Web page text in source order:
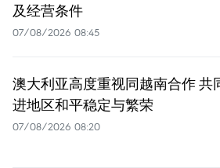
及经营条件
07/08/2026 08:45
澳大利亚高度重视同越南合作 共
进地区和平稳定与繁荣
07/08/2026 08:20